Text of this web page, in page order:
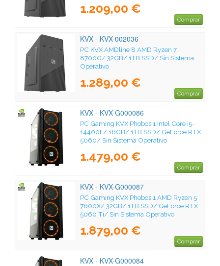
1.209,00 €
Comprar
KVX - KVX-002036
PC KVX AMDline 8 AMD Ryzen 7
8700G/ 32GB/ 1TB SSD/ Sin Sistema
Operativo
1.289,00 €
Comprar
KVX - KVX-G000086
PC Gaming KVX Phobos 1 Intel Core i5-
14400F/ 16GB/ 1TB SSD/ GeForce RTX
5060/ Sin Sistema Operativo
1.479,00 €
Comprar
KVX - KVX-G000087
PC Gaming KVX Phobos 1 AMD Ryzen 5
7600X/ 32GB/ 1TB SSD/ GeForce RTX
5060 Ti/ Sin Sistema Operativo
1.879,00 €
Comprar
KVX - KVX-G000084